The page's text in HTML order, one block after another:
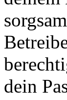
dein